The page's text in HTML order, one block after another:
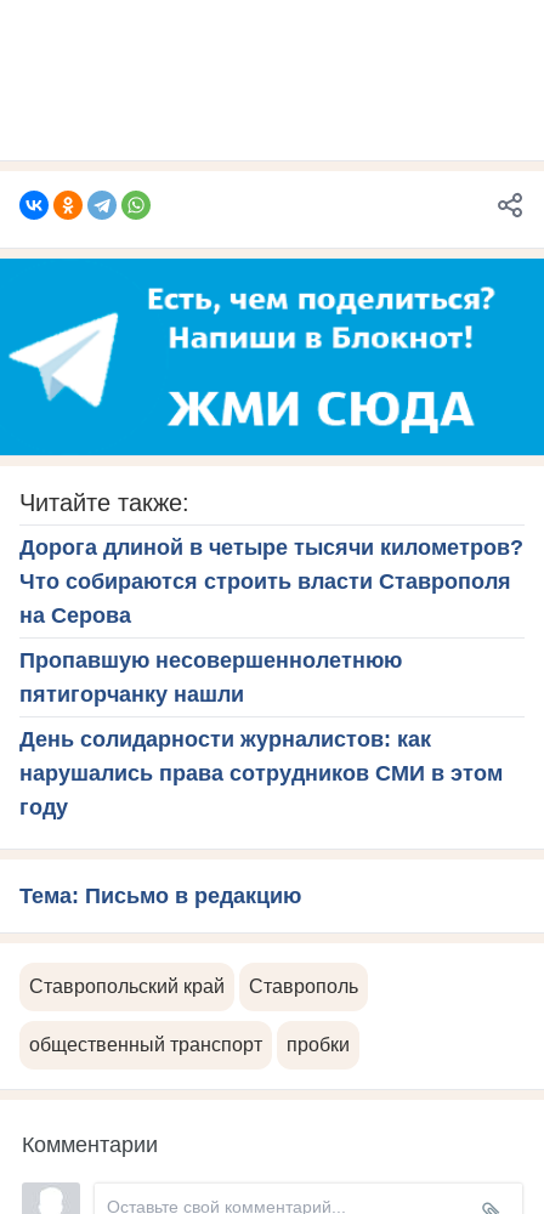
Читайте также:
Дорога длиной в четыре тысячи километров?
Что собираются строить власти Ставрополя
на Серова
Пропавшую несовершеннолетнюю
пятигорчанку нашли
День солидарности журналистов: как
нарушались права сотрудников СМИ в этом
году
Тема: Письмо в редакцию
Ставропольский край Ставрополь
общественный транспорт пробки
Комментарии